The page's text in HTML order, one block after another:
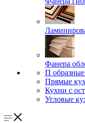
Фанера
П
Прямые
Кухни с
Угловые